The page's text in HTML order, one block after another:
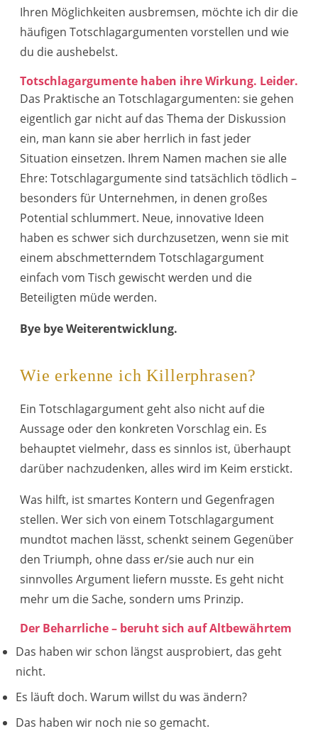
Ihren Möglichkeiten ausbremsen, möchte ich dir die
häufigen Totschlagargumenten vorstellen und wie
du die aushebelst.
Totschlagargumente haben ihre Wirkung. Leider.
Das Praktische an Totschlagargumenten: sie gehen
eigentlich gar nicht auf das Thema der Diskussion
ein, man kann sie aber herrlich in fast jeder
Situation einsetzen. Ihrem Namen machen sie alle
Ehre: Totschlagargumente sind tatsächlich tödlich –
besonders für Unternehmen, in denen großes
Potential schlummert. Neue, innovative Ideen
haben es schwer sich durchzusetzen, wenn sie mit
einem abschmetterndem Totschlagargument
einfach vom Tisch gewischt werden und die
Beteiligten müde werden.
Bye bye Weiterentwicklung.
Wie erkenne ich Killerphrasen?
Ein Totschlagargument geht also nicht auf die
Aussage oder den konkreten Vorschlag ein. Es
behauptet vielmehr, dass es sinnlos ist, überhaupt
darüber nachzudenken, alles wird im Keim erstickt.
Was hilft, ist smartes Kontern und Gegenfragen
stellen. Wer sich von einem Totschlagargument
mundtot machen lässt, schenkt seinem Gegenüber
den Triumph, ohne dass er/sie auch nur ein
sinnvolles Argument liefern musste. Es geht nicht
mehr um die Sache, sondern ums Prinzip.
Der Beharrliche – beruht sich auf Altbewährtem
Das haben wir schon längst ausprobiert, das geht
nicht.
Es läuft doch. Warum willst du was ändern?
Das haben wir noch nie so gemacht.